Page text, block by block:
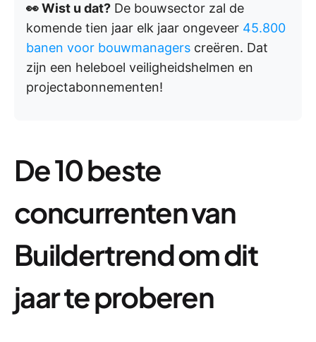
👀 Wist u dat? De bouwsector zal de
komende tien jaar elk jaar ongeveer 45.800
banen voor bouwmanagers creëren. Dat
zijn een heleboel veiligheidshelmen en
projectabonnementen!
De 10 beste
concurrenten van
Buildertrend om dit
jaar te proberen